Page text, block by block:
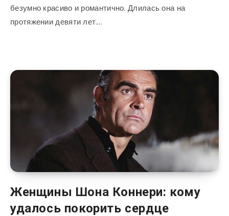
безумно красиво и романтично. Длилась она на
протяжении девяти лет….
Женщины Шона Коннери: кому
удалось покорить сердце